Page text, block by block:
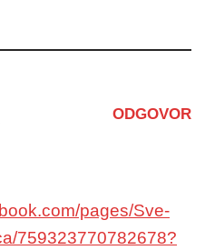
ODGOVOR
pages/Sve-
759323770782678?